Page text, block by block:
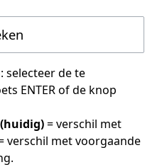
selecteer de te
ENTER of de knop
(huidig)= verschil met
verschil met voorgaande